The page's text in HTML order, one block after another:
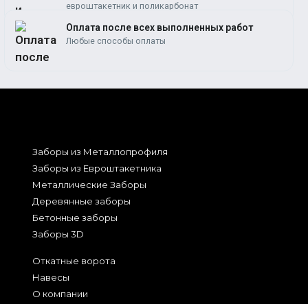
евроштакетник и поликарбонат
Оплата после всех выполненных работ
Любые способы оплаты
Заборы из Металлопрофиля
Заборы из Евроштакетника
Металлические Заборы
Деревянные заборы
Бетонные заборы
Заборы 3D
Откатные ворота
Навесы
О компании